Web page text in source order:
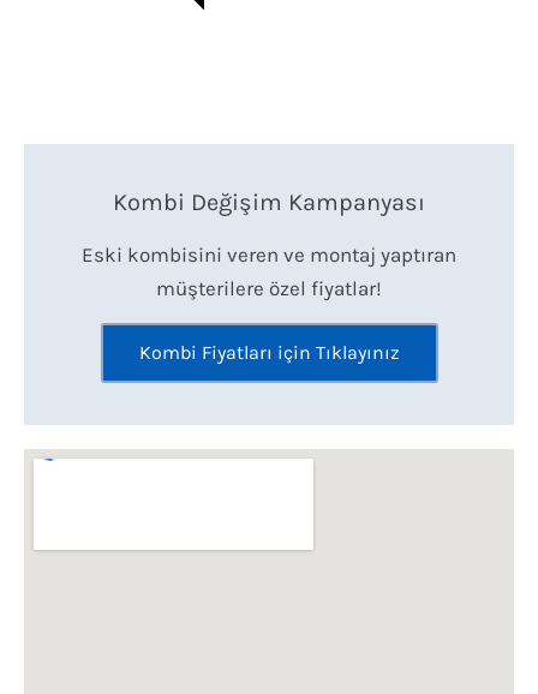
Kombi Değişim Kampanyası
Eski kombisini veren ve montaj yaptıran
müşterilere özel fiyatlar!
Kombi Fiyatları için Tıklayınız